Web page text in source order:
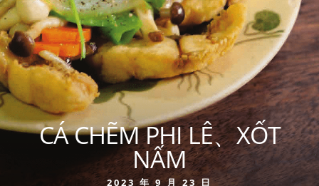
CÁ CHẼM PHI LÊ、XỐT
NẤM
2023 年 9 月 23 日